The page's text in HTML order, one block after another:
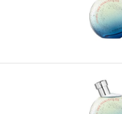
5.180,00